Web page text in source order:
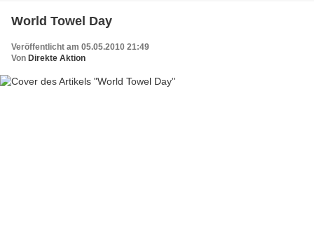
World Towel Day
Veröffentlicht am 05.05.2010 21:49
Von Direkte Aktion